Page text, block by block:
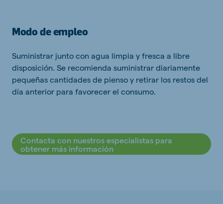
Modo de empleo
Suministrar junto con agua limpia y fresca a libre
disposición. Se recomienda suministrar diariamente
pequeñas cantidades de pienso y retirar los restos del
día anterior para favorecer el consumo.
Contacta con nuestros especialistas para
obtener más información